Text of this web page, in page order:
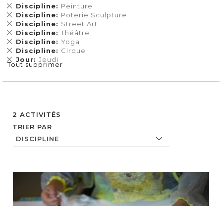
2 ACTIVITÉS
TRIER PAR
Discipline Peinture
Supprimer
cet
Élément
Discipline Poterie Sculpture
Supprimer
cet
Élément
Discipline Street Art
Supprimer
cet
Élément
Discipline Théâtre
Supprimer
cet
Élément
Discipline Yoga
Supprimer
cet
Élément
Discipline Cirque
Supprimer
cet
Élément
Jour Jeudi
Supprimer
cet
Tout supprimer